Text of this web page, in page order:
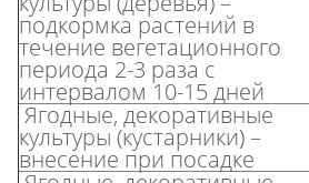
подкормка растений в
течение вегетационного
периода 2-3 раза с
интервалом 10-15 дней
Ягодные, декоративные
культуры (кустарники) –
внесение при посадке